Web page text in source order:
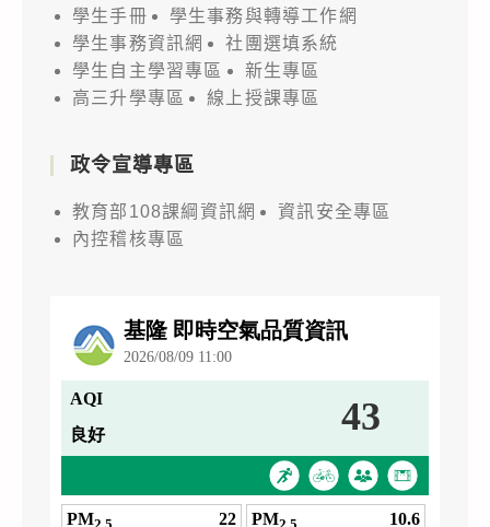
學生手冊
學生事務與轉導工作網
學生事務資訊網
社團選填系統
學生自主學習專區
新生專區
高三升學專區
線上授課專區
政令宣導專區
教育部108課綱資訊網
資訊安全專區
內控稽核專區